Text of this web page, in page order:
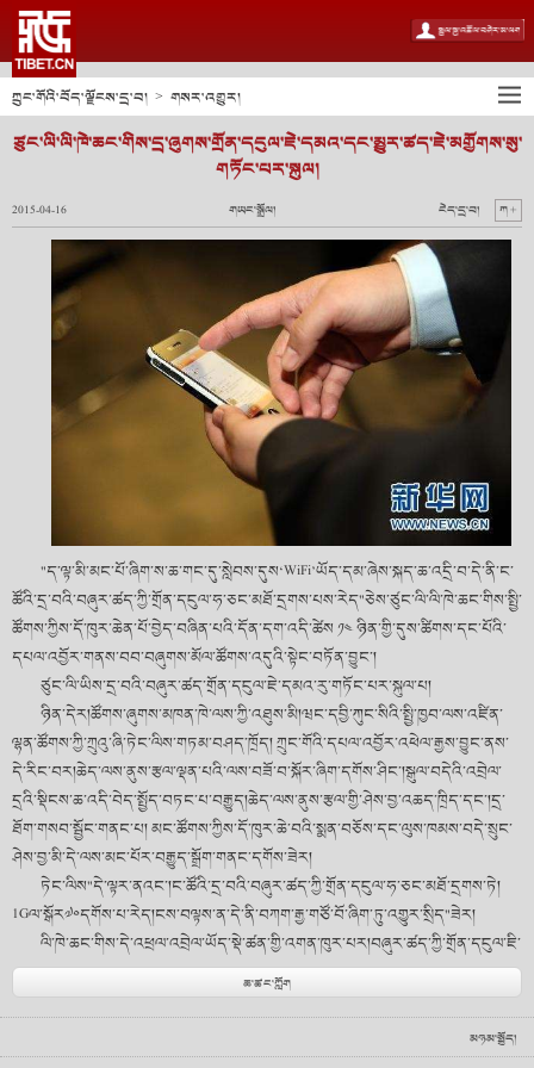
ཀྲུང་གོའི་བོད་ལྗོངས་དྲ་བ། > གསར་འགྱུར།
ཙུང་ལི་ལི་ཁེ་ཆང་གིས་དྲ་ཞུགས་གྲོན་དངུལ་ཇེ་དམའ་དང་མྱུར་ཚད་ཇེ་མགྱོགས་སུ་
གཏོང་པར་སྐུལ།
2015-04-16 གཡང་སྒྲོལ། ངེད་དྲ་བ། ཀ +
"ད་ལྟ་མི་མང་པོ་ཞིག་ས་ཆ་གང་དུ་སླེབས་དུས‘WiFi’ཡོད་དམ་ཞེས་སྐད་ཆ་འདྲི་བ་དེ་ནི་ང་
ཚོའི་དྲ་བའི་བཞུར་ཚད་ཀྱི་གྲོན་དངུལ་ཧ་ཅང་མཐོ་དྲགས་པས་རེད"ཅེས་ཙུང་ལི་ལི་ཁེ་ཆང་གིས་སྤྱི་
ཚོགས་ཀྱིས་དོ་ཁུར་ཆེན་པོ་བྱེད་བཞིན་པའི་དོན་དག་འདི་ཚེས ༡༤ ཉིན་གྱི་དུས་ཚིགས་དང་པོའི་
དཔལ་འབྱོར་གནས་བབ་བཞུགས་མོལ་ཚོགས་འདུའི་སྟེང་བཏོན་བྱུང་།
ཙུང་ལི་ཡིས་དྲ་བའི་བཞུར་ཚད་གྲོན་དངུལ་ཇེ་དམའ་རུ་གཏོང་པར་སྐུལ་པ།
ཉིན་དེར།ཚོགས་ཞུགས་མཁན་ཁེ་ལས་ཀྱི་འཐུས་མི།ཝང་དབྱི་ཀུང་སིའི་སྤྱི་ཁྱབ་ལས་འཛིན་
ལྷན་ཚོགས་ཀྱི་ཀྲུའུ་ཞི་ཏེང་ལིས་གཏམ་བཤད་ཁྲོད། ཀྲུང་གོའི་དཔལ་འབྱོར་འཕེལ་རྒྱས་བྱུང་ནས་
དེ་རིང་བར།ཆེད་ལས་ནུས་རྩལ་ལྡན་པའི་ལས་བཟོ་བ་སྐོར་ཞིག་དགོས་ཤིང་།སྒུལ་བདེའི་འབྲེལ་
དྲའི་སྡིངས་ཆ་འདི་བེད་སྤྱོད་བཏང་པ་བརྒྱུད།ཆེད་ལས་ནུས་རྩལ་གྱི་ཤེས་བྱ་འཆད་ཁྲིད་དང་།དྲ་
ཐོག་གསབ་སྦྱོང་གནང་པ། མང་ཚོགས་ཀྱིས་དོ་ཁུར་ཆེ་བའི་སྨན་བཅོས་དང་ལུས་ཁམས་བདེ་སྲུང་
ཤེས་བྱ་མི་དེ་ལས་མང་པོར་བརྒྱུད་སྒྲོག་གནང་དགོས་ཟེར།
ཏེང་ལིས"དེ་ལྟར་ནའང་།ང་ཚོའི་དྲ་བའི་བཞུར་ཚད་ཀྱི་གྲོན་དངུལ་ཧ་ཅང་མཐོ་དྲགས་ཏེ།
1Gལ་སྒོར༧༠དགོས་པ་རེད།ངས་བལྟས་ན་དེ་ནི་བཀག་རྒྱ་གཙོ་བོ་ཞིག་ཏུ་འགྱུར་སྲིད"ཟེར།
ལི་ཁེ་ཆང་གིས་དེ་འཕྲལ་འབྲེལ་ཡོད་སྡེ་ཚན་གྱི་འགན་ཁུར་པར།བཞུར་ཚད་ཀྱི་གྲོན་དངུལ་ཇི་
ལྟར་ཇེ་དམར་བཏང་ནས"ཁེ་ཆུང་བྲིན་མང"ཡོང་པར་ཞིབ་འཇུག་བྱེད་དགོས་ཞེས་བརྗོད།
འཛུགས་སྐྲུན་བྱེད་ཚད་ལ་ཤུགས་སྣོན་བྱེད་རྒྱུ་དང་འབྲེལ་བ་དམ་ཟབ་ཡོད་པ་རེད།དེ་སྔོན།ཀྲུང་
ཤིང་ཆ་འཕྲིན་མ་རྐང་ཚད་ཡོད་ཀུང་སིའི་སྤྱི་ཁྱབ་ལས་འཛིན་ལྷན་ཚོགས་ཀྱི་འགན་འཛིན་ཧུ་ཝེ་ཀེ་
ཆ་ཚང་ཀློག
མཉམ་སྤྱོད།